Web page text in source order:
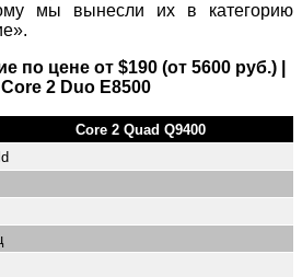
мы вынесли их в категорию
по цене от $190 (от 5600 руб.) |
2 Duo E8500
Core 2 Quad Q9400